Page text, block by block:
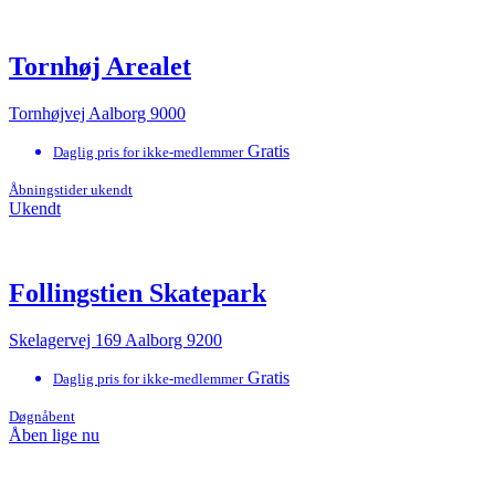
Tornhøj Arealet
Tornhøjvej Aalborg 9000
Daglig pris for ikke-medlemmer Gratis
Åbningstider ukendt
Ukendt
Follingstien Skatepark
Skelagervej 169 Aalborg 9200
Daglig pris for ikke-medlemmer Gratis
Døgnåbent
Åben lige nu